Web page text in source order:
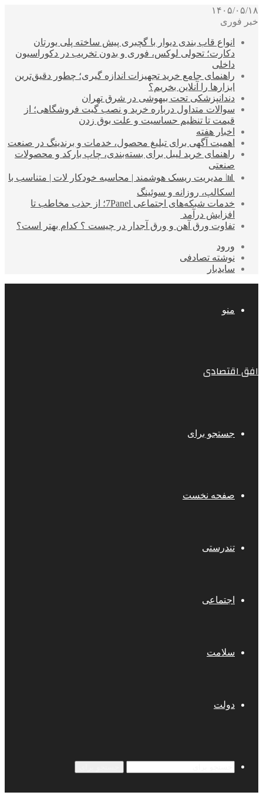
۱۴۰۵/۰۵/۱۸
خبر فوری
انواع قاب بندی دیوار با گچبری پیش ساخته پلی یورتان
دکارت؛ تحولی لوکس، فوری و بدون تخریب در دکوراسیون
داخلی
راهنمای جامع خرید تجهیزات اندازه گیری؛ چطور دقیق‌ترین
ابزارها را آنلاین بخریم؟
دندانپزشکی تحت بیهوشی در شرق تهران
سوالات متداول درباره خرید و نصب گیت فروشگاهی؛ از
قیمت تا تنظیم حساسیت و علت بوق زدن
اخبار هفته
اهمیت آگهی برای تبلیغ محصول، خدمات و برندینگ در صنعت
راهنمای خرید لیبل برای بسته‌بندی، چاپ بارکد و محصولات
صنعتی
📊 مدیریت ریسک هوشمند | محاسبه خودکار لات | متناسب با
اسکالپ، روزانه و سوئینگ
خدمات شبکه‌های اجتماعی 7Panel؛ از جذب مخاطب تا
افزایش درآمد
تفاوت ورق آهن و ورق آجدار در چیست ؟ کدام بهتر است؟
ورود
نوشته تصادفی
سایدبار
منو
افق اقتصادی
جستجو برای
صفحه نخست
تندرستی
اجتماعی
سلامت
دولت